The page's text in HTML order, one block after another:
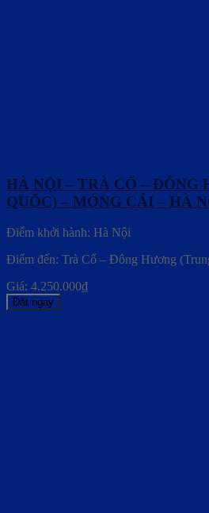
HÀ NỘI – TRÀ CỔ – ĐÔNG
QUỐC) – MÓNG CÁI – HÀ
Điểm khởi hành: Hà Nội
Điểm đến: Trà Cổ – Đông Hương
Giá: 4.250.000₫
Đặt ngay